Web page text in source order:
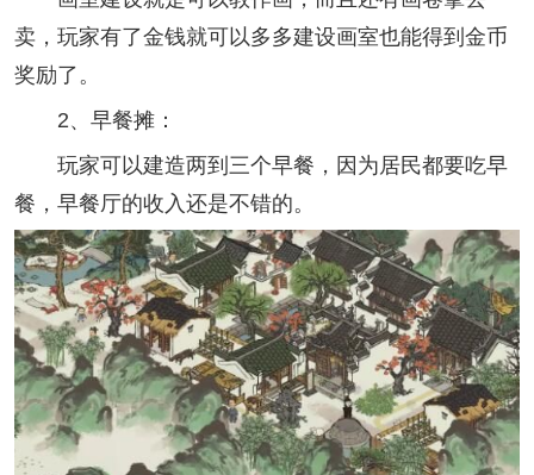
卖，玩家有了金钱就可以多多建设画室也能得到金币
奖励了。
2、早餐摊：
玩家可以建造两到三个早餐，因为居民都要吃早
餐，早餐厅的收入还是不错的。